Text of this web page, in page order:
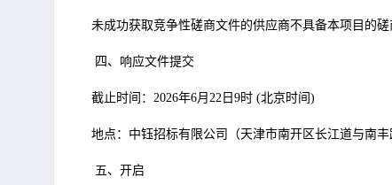
未成功获取竞争性磋商文件的供应商不具备本项目的磋
四、响应文件提交
截止时间：2026年6月22日9时 (北京时间)
地点：中钰招标有限公司（天津市南开区长江道与南
五、开启